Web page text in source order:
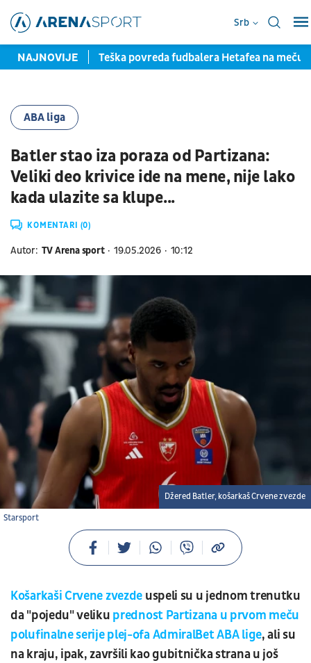
Srb
NAJNOVIJE
pred potpisom Teška povreda fudbalera Hetafea na meču
ABA liga
Batler stao iza poraza od Partizana:
Veliki deo krivice ide na mene, nije lako
kada ulazite sa klupe...
KOMENTARI (0)
Autor: TV Arena sport 19.05.2026 10:12
Starsport
Džered Batler, košarkaš Crvene zvezde
Košarkaši Crvene zvezde uspeli su u jednom trenutku
da "pojedu" veliku prednost Partizana u prvom meču
polufinalne serije plej-ofa AdmiralBet ABA lige, ali su
na kraju, ipak, završili kao gubitnička strana u još